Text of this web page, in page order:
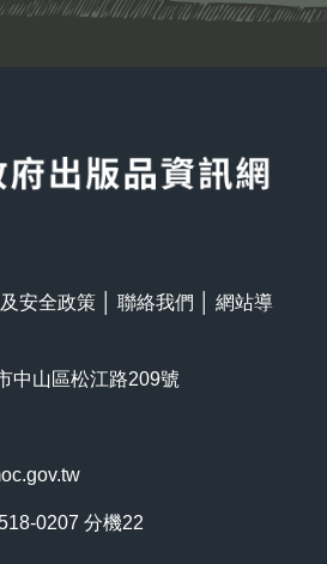
安全政策 聯絡我們
網站導
中山區松江路209號
0207 分機22